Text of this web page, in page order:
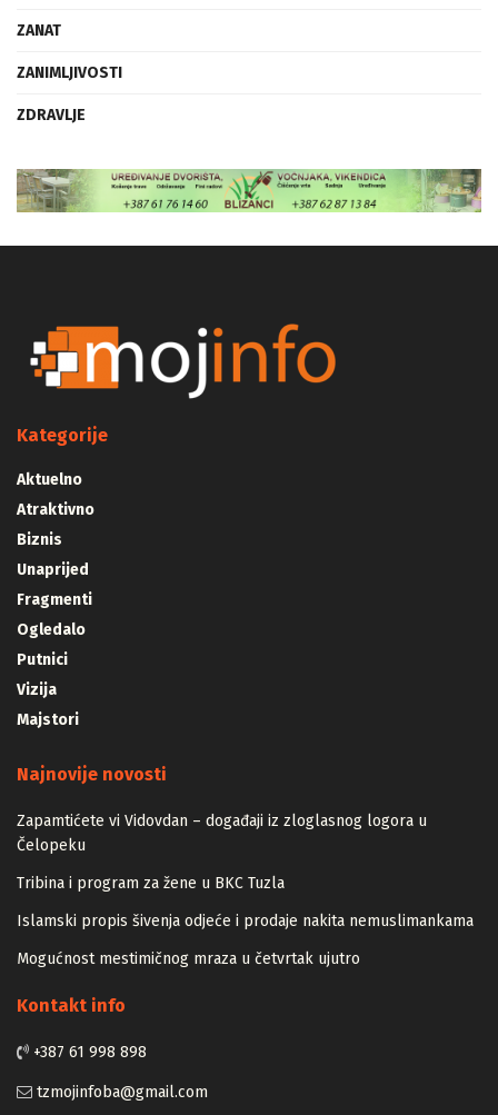
ZANAT
ZANIMLJIVOSTI
ZDRAVLJE
Kategorije
Aktuelno
Atraktivno
Biznis
Unaprijed
Fragmenti
Ogledalo
Putnici
Vizija
Majstori
Najnovije novosti
Zapamtićete vi Vidovdan – događaji iz zloglasnog logora u
Čelopeku
Tribina i program za žene u BKC Tuzla
Islamski propis šivenja odjeće i prodaje nakita nemuslimankama
Mogućnost mestimičnog mraza u četvrtak ujutro
Kontakt info
+387 61 998 898
tzmojinfoba@gmail.com